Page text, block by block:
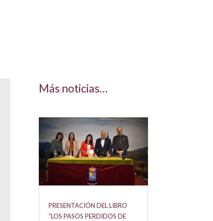
Más noticias…
PRESENTACIÓN DEL LIBRO
“LOS PASOS PERDIDOS DE